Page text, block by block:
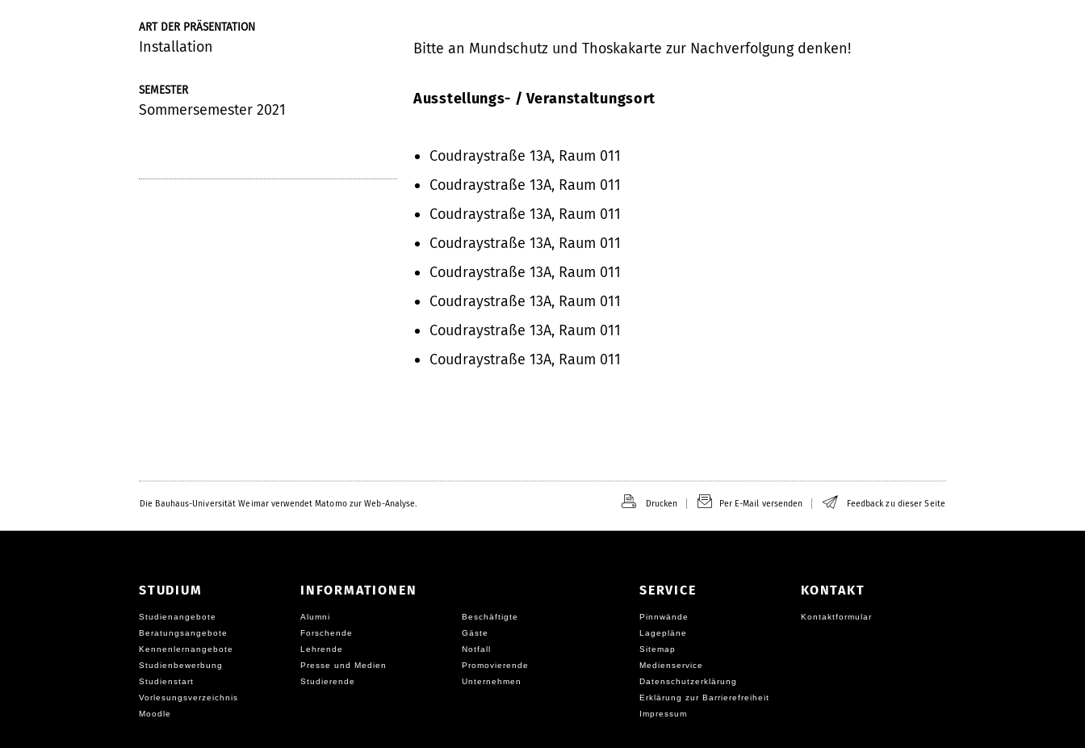
ART DER PRÄSENTATION
Installation
SEMESTER
Sommersemester 2021
Bitte an Mundschutz und Thoskakarte zur Nachverfolgung denken!
Ausstellungs- / Veranstaltungsort
Coudraystraße 13A, Raum 011
Coudraystraße 13A, Raum 011
Coudraystraße 13A, Raum 011
Coudraystraße 13A, Raum 011
Coudraystraße 13A, Raum 011
Coudraystraße 13A, Raum 011
Coudraystraße 13A, Raum 011
Coudraystraße 13A, Raum 011
Die Bauhaus-Universität Weimar verwendet Matomo zur Web-Analyse. Drucken Per E-Mail versenden Feedback zu dieser Seite
STUDIUM
Studienangebote
Beratungsangebote
Kennenlernangebote
Studienbewerbung
Studienstart
Vorlesungsverzeichnis
Moodle
INFORMATIONEN
Alumni
Beschäftigte
Forschende
Gäste
Lehrende
Notfall
Presse und Medien
Promovierende
Studierende
Unternehmen
SERVICE
Pinnwände
Lagepläne
Sitemap
Medienservice
Datenschutzerklärung
Erklärung zur Barrierefreiheit
Impressum
KONTAKT
Kontaktformular